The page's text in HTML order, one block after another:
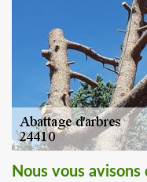
Nous vous avisons